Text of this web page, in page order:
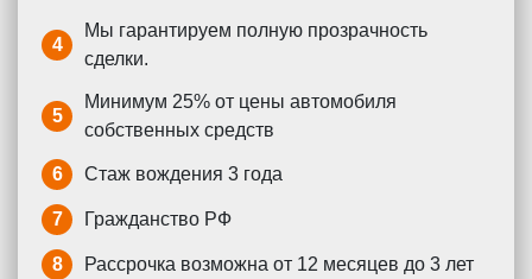
4
Мы гарантируем полную прозрачность
сделки.
5
Минимум 25% от цены автомобиля
собственных средств
6 Стаж вождения 3 года
7 Гражданство РФ
8 Рассрочка возможна от 12 месяцев до 3 лет